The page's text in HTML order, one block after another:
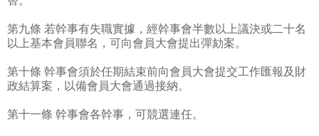
第九條 若幹事有失職實據，經幹事會半數以上議決或二十名
以上基本會員聯名，可向會員大會提出彈劾案。
第十條 幹事會須於任期結束前向會員大會提交工作匯報及財
政結算案，以備會員大會通過接納。
第十一條 幹事會各幹事，可競選連任。